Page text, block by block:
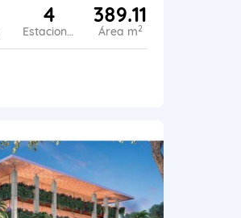
4
Estacionamiento
389.11
Área m2